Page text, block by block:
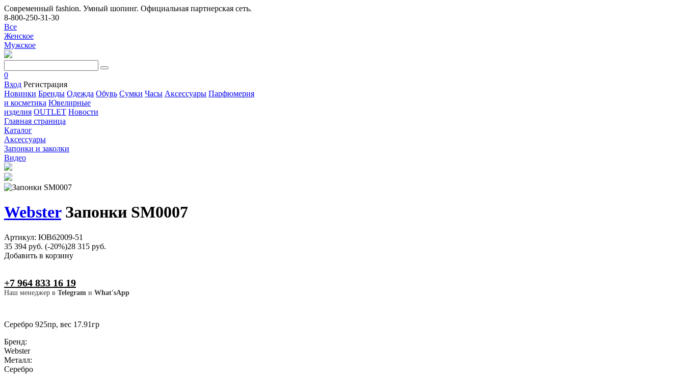
Современный fashion. Умный шопинг. Официальная партнерская сеть.
8-800-250-31-30
Все
Женское
Мужское
0
Вход Регистрация
Новинки Бренды Одежда Обувь Сумки Часы Аксессуары Парфюмерия
и косметика Ювелирные
изделия OUTLET Новости
Главная страница
Каталог
Аксессуары
Запонки и заколки
Видео
WebsterЗапонки SM0007
Артикул: ЮВб2009-51
35 394 руб. (-20%)28 315 руб.
Добавить в корзину
+7 964 833 16 19
Наш менеджер в Telegram и What'sApp
Серебро 925пр, вес 17.91гр
Бренд:
Webster
Металл:
Серебро